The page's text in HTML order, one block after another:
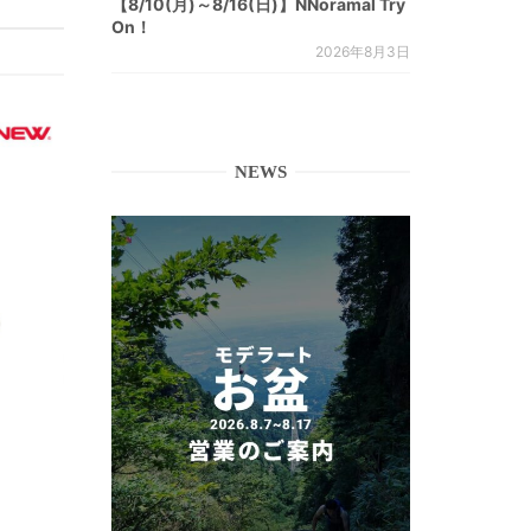
【8/10(月)～8/16(日)】NNoramal Try
On！
2026年8月3日
NEWS